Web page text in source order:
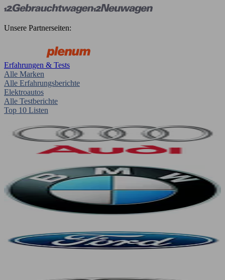
Unsere Partnerseiten:
Erfahrungen & Tests
Alle Marken
Alle Erfahrungsberichte
Elektroautos
Alle Testberichte
Top 10 Listen